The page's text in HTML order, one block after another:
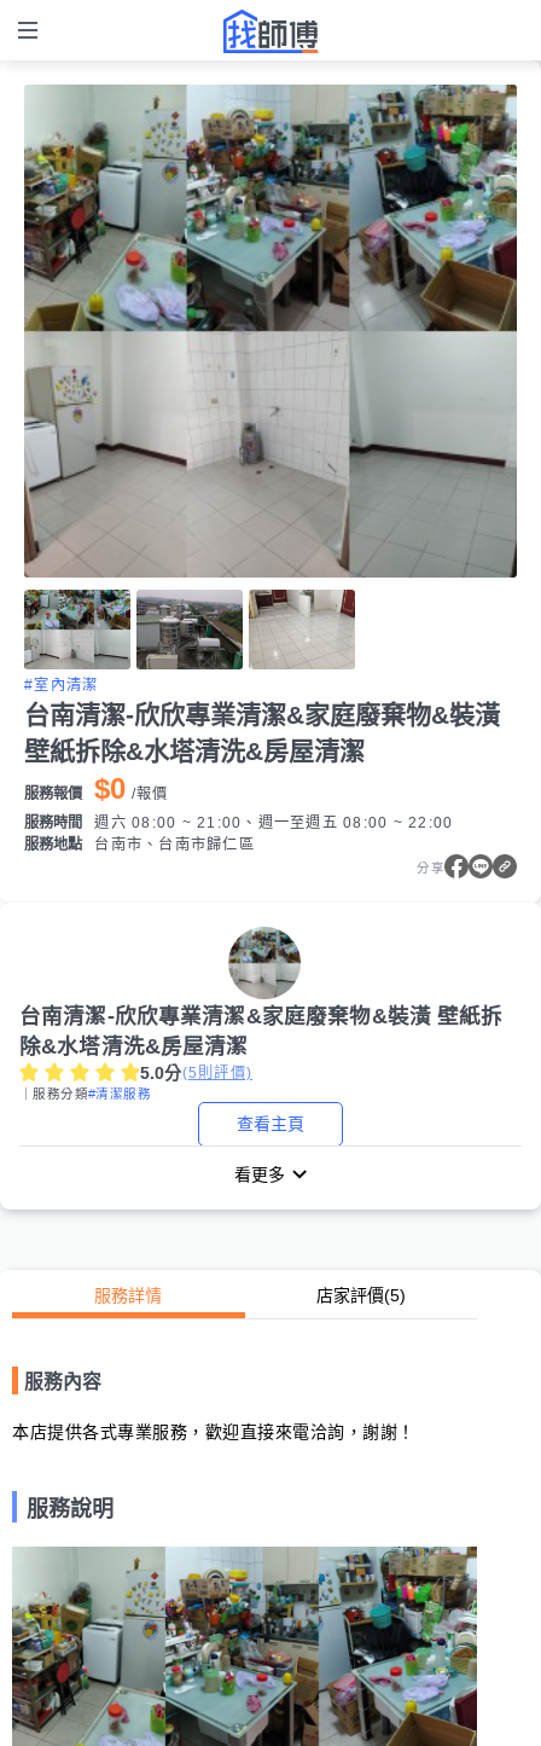
#室內清潔
台南清潔-欣欣專業清潔&家庭廢棄物&裝潢
壁紙拆除&水塔清洗&房屋清潔
服務報價 $0 /報價
服務時間
週六 08:00 ~ 21:00、週一至週五 08:00 ~ 22:00
服務地點
台南市、台南市歸仁區
分享
台南清潔-欣欣專業清潔&家庭廢棄物&裝潢 壁紙拆
除&水塔清洗&房屋清潔
5.0分(5 則評價)
｜服務分類#清潔服務
查看主頁
看更多
服務詳情 店家評價(5)
服務內容
本店提供各式專業服務，歡迎直接來電洽詢，謝謝！
服務說明